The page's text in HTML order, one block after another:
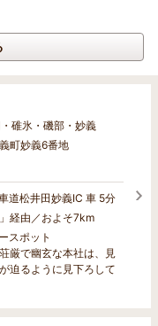
碓氷・磯部・妙義
町妙義6番地
道松井田妙義IC 車 5分
経由／およそ7km
スポット
厳で幽玄な本社は、見
迫るように見下ろして